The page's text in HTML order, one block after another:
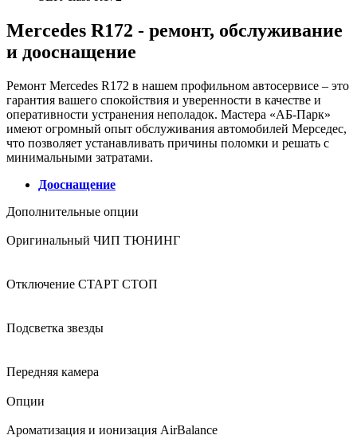
Mercedes R172 - ремонт, обслуживание
и дооснащение
Ремонт Mercedes R172 в нашем профильном автосервисе – это
гарантия вашего спокойствия и уверенности в качестве и
оперативности устранения неполадок. Мастера «АБ-Парк»
имеют огромный опыт обслуживания автомобилей Мерседес,
что позволяет устанавливать причины поломки и решать с
минимальными затратами.
Дооснащение
Дополнительные опции
Оригинальный ЧИП ТЮНИНГ
Отключение СТАРТ СТОП
Подсветка звезды
Передняя камера
Опции
Ароматизация и ионизация AirBalance